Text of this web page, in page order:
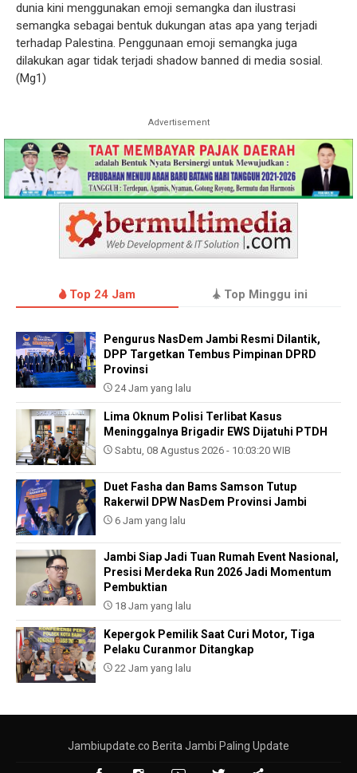
dunia kini menggunakan emoji semangka dan ilustrasi
semangka sebagai bentuk dukungan atas apa yang terjadi
terhadap Palestina. Penggunaan emoji semangka juga
dilakukan agar tidak terjadi shadow banned di media sosial.
(Mg1)
Advertisement
Top 24 Jam Top Minggu ini
Pengurus NasDem Jambi Resmi Dilantik,
DPP Targetkan Tembus Pimpinan DPRD
Provinsi
24 Jam yang lalu
Lima Oknum Polisi Terlibat Kasus
Meninggalnya Brigadir EWS Dijatuhi PTDH
Sabtu, 08 Agustus 2026 - 10:03:20 WIB
Duet Fasha dan Bams Samson Tutup
Rakerwil DPW NasDem Provinsi Jambi
6 Jam yang lalu
Jambi Siap Jadi Tuan Rumah Event Nasional,
Presisi Merdeka Run 2026 Jadi Momentum
Pembuktian
18 Jam yang lalu
Kepergok Pemilik Saat Curi Motor, Tiga
Pelaku Curanmor Ditangkap
22 Jam yang lalu
Jambiupdate.co Berita Jambi Paling Update